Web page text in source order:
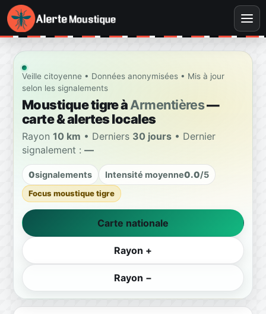
Veille citoyenne • Données anonymisées • Mis à jour
selon les signalements
Moustique tigre àArmentières—
carte & alertes locales
Rayon 10 km • Derniers 30 jours • Dernier
signalement : —
0signalements Intensité moyenne0.0/5
Focus moustique tigre
Carte nationale
Rayon +
Rayon −